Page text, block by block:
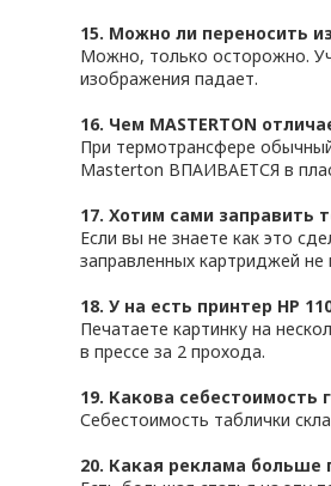
15. Можно ли переносить
Можно, только осторожно.
изображения падает.
16. Чем MASTERTON
При термотрансфере
Masterton ВПАИВАЕТСЯ в
17. Хотим сами заправить
Если вы не знаете как это
заправленных картриджей не
18. У на еcть принтер HP
Печатаете картинку на
в прессе за 2 прохода.
19. Какова себестоимость
Себестоимость таблички
20. Какая реклама больше